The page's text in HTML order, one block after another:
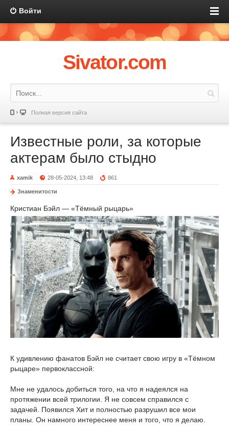
Войти
Sivator.com
Полная версия сайта
Известные роли, за которые
актерам было стыдно
xamik 28-05-2024, 13:48 861
Знаменитости
Кристиан Бэйл — «Тёмный рыцарь»
К удивлению фанатов Бэйл не считает свою игру в «Тёмном
рыцаре» первоклассной:
Мне не удалось добиться того, на что я надеялся на
протяжении всей трилогии. Я не совсем справился с
задачей. Появился Хит и полностью разрушил все мои
планы. Он намного интереснее меня и того, что я делаю.